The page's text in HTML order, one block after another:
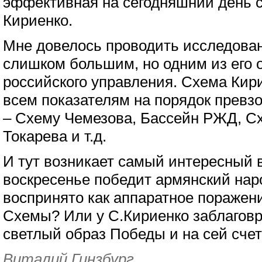
Кириенко.
Мне довелось проводить
слишком большим, но одним из его
российского управления. Схема
всем показателям на порядок
– Схему Чемезова, Бассейн РЖД,
Токарева и т.д.
И тут возникает самый интересный
воскресенье победит армянский
воспринято как аппаратное
Схемы? Или у С.Кириенко
светлый образ Победы и на сей